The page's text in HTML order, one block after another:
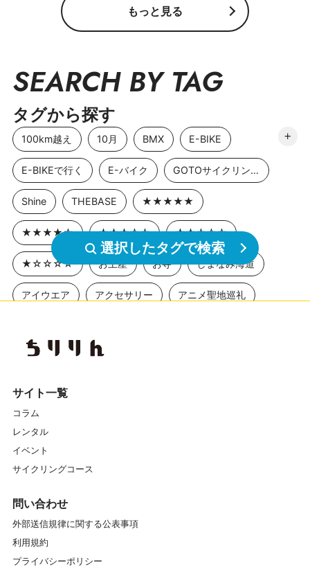
もっと見る
SEARCH BY TAG
タグから探す
100km越え 10月 BMX E-BIKE
E-BIKEで行く E-バイク GOTOサイクリングスポット
Shine THEBASE ★★★★★
★★★★☆ ★★★☆☆ ★★☆☆☆
★☆☆☆☆ お土産 お寺 しまなみ海道
アイウエア アクセサリー アニメ聖地巡礼
エクササイズ
カスイチ
ガイドツアー
キッズスクール
グローブ
サイクリング
選択したタグで検索
サイト一覧
コラム
レンタル
イベント
サイクリングコース
問い合わせ
外部送信規律に関する公表事項
利用規約
プライバシーポリシー